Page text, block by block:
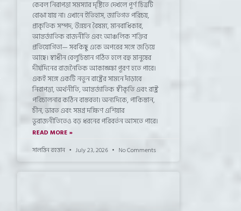
কেবল নিরাপত্তা সমস্যার দৃষ্টিতে দেখলে পূর্ণ চিত্রটি
বোঝা যায় না। এখানে ইতিহাস, জাতিগত পরিচয়,
প্রাকৃতিক সম্পদ, উন্নয়ন বৈষম্য, মানবাধিকার,
আন্তর্জাতিক রাজনীতি এবং আঞ্চলিক শক্তির
প্রতিযোগিতা— সবকিছু একে অপরের সঙ্গে জড়িয়ে
আছে। স্বাধীন বেলুচিস্তান গঠিত হলে বহু মানুষের
দীর্ঘদিনের রাজনৈতিক আকাঙ্ক্ষা পূরণ হতে পারে।
একই সঙ্গে একটি নতুন রাষ্ট্রের সামনে দাঁড়াবে
নিরাপত্তা, অর্থনীতি, আন্তর্জাতিক স্বীকৃতি এবং রাষ্ট্র
পরিচালনার কঠিন বাস্তবতা। অন্যদিকে, পাকিস্তান,
চীন, ভারত এবং সমগ্র দক্ষিণ এশিয়ার
ভূরাজনীতিতেও বড় ধরনের পরিবর্তন আসতে পারে।
READ MORE »
সালমিন রহমান
July 23, 2026 No Comments